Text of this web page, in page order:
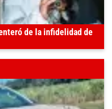
de la infidelidad de